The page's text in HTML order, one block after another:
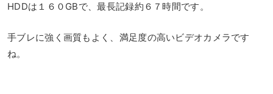
HDDは１６０GBで、最長記録約６７時間です。
手ブレに強く画質もよく、満足度の高いビデオカメラです
ね。